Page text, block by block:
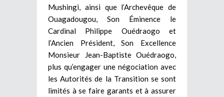
Mushingi, ainsi que l’Archevêque de
Ouagadougou, Son Éminence le
Cardinal Philippe Ouédraogo et
l’Ancien Président, Son Excellence
Monsieur Jean-Baptiste Ouédraogo,
plus qu’engager une négociation avec
les Autorités de la Transition se sont
limités à se faire garants et à assurer